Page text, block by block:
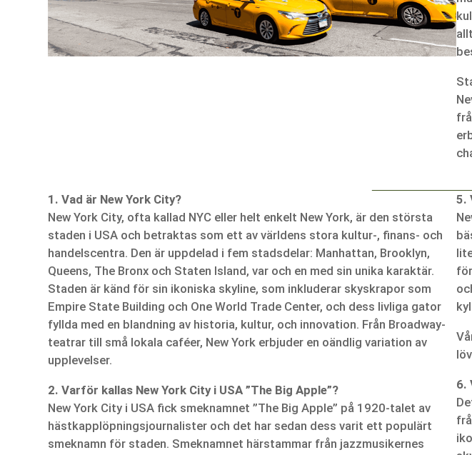
1. Vad är New York City?
New York City, ofta kallad NYC eller helt enkelt New York, är den största
staden i USA och betraktas som ett av världens stora kultur-, finans- och
handelscentra. Den är uppdelad i fem stadsdelar: Manhattan, Brooklyn,
Queens, The Bronx och Staten Island, var och en med sin unika karaktär.
Staden är känd för sin ikoniska skyline, som inkluderar skyskrapor som
Empire State Building och One World Trade Center, och dess livliga gator
fyllda med en blandning av historia, kultur, och innovation. Från Broadway-
teatrar till små lokala caféer, New York erbjuder en oändlig variation av
upplevelser.
2. Varför kallas New York City i USA ”The Big Apple”?
New York City i USA fick smeknamnet ”The Big Apple” på 1920-talet av
hästkapplöpningsjournalister och det har sedan dess varit ett populärt
smeknamn för staden. Smeknamnet härstammar från jazzmusikernes
5.
6.